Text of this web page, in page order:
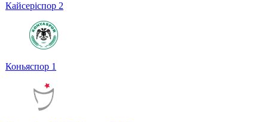
Кайсеріспор 2
Коньяспор 1